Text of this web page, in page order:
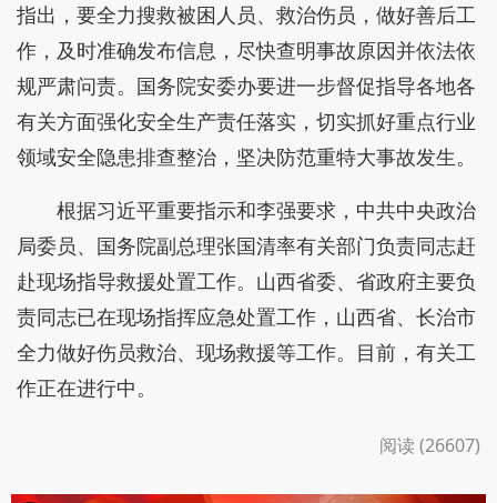
指出，要全力搜救被困人员、救治伤员，做好善后工
作，及时准确发布信息，尽快查明事故原因并依法依
规严肃问责。国务院安委办要进一步督促指导各地各
有关方面强化安全生产责任落实，切实抓好重点行业
领域安全隐患排查整治，坚决防范重特大事故发生。
根据习近平重要指示和李强要求，中共中央政治
局委员、国务院副总理张国清率有关部门负责同志赶
赴现场指导救援处置工作。山西省委、省政府主要负
责同志已在现场指挥应急处置工作，山西省、长治市
全力做好伤员救治、现场救援等工作。目前，有关工
作正在进行中。
阅读 (26607)